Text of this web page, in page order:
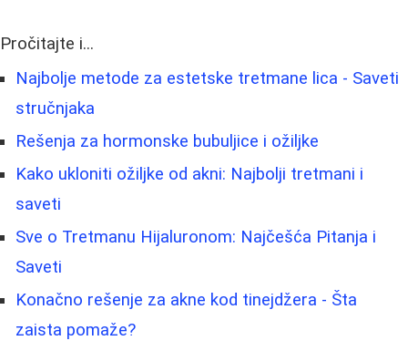
Pročitajte i...
Najbolje metode za estetske tretmane lica - Saveti
stručnjaka
Rešenja za hormonske bubuljice i ožiljke
Kako ukloniti ožiljke od akni: Najbolji tretmani i
saveti
Sve o Tretmanu Hijaluronom: Najčešća Pitanja i
Saveti
Konačno rešenje za akne kod tinejdžera - Šta
zaista pomaže?